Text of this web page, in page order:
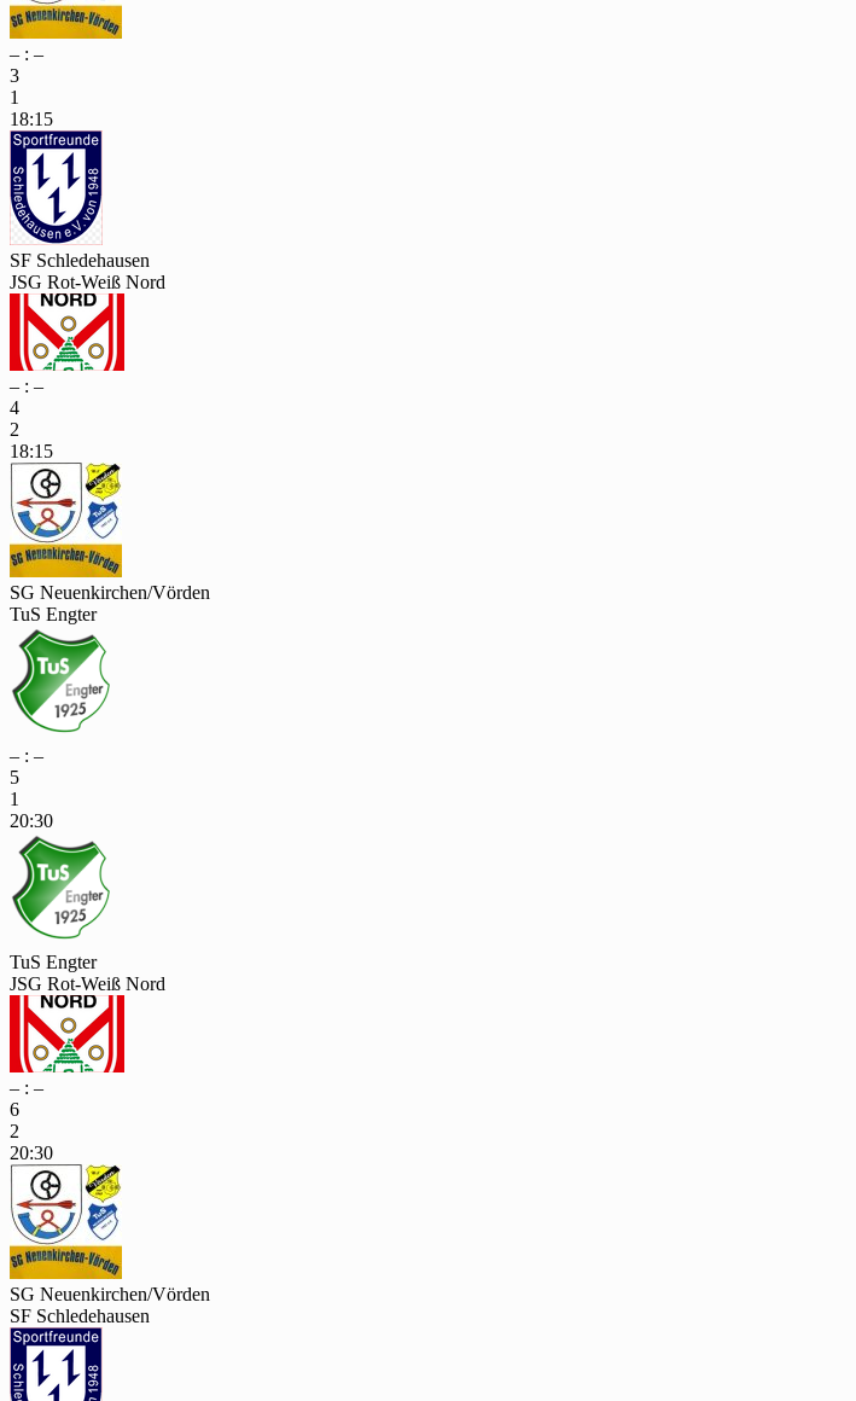
– : –
3
1
18:15
SF Schledehausen
JSG Rot-Weiß Nord
– : –
4
2
18:15
SG Neuenkirchen/Vörden
TuS Engter
– : –
5
1
20:30
TuS Engter
JSG Rot-Weiß Nord
– : –
6
2
20:30
SG Neuenkirchen/Vörden
SF Schledehausen